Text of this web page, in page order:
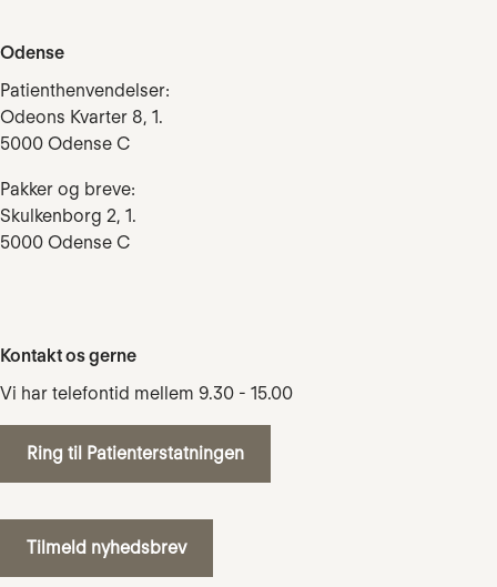
Odense
Patienthenvendelser:
Odeons Kvarter 8, 1.
5000 Odense C
Pakker og breve:
Skulkenborg 2, 1.
5000 Odense C
Kontakt os gerne
Vi har telefontid mellem 9.30 - 15.00
Ring til Patienterstatningen
Tilmeld nyhedsbrev